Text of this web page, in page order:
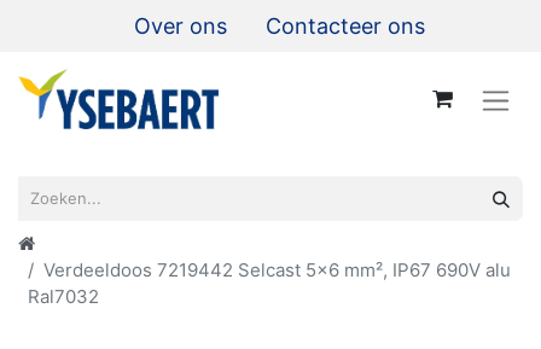
Over ons Contacteer ons
Verdeeldoos 7219442 Selcast 5x6 mm², IP67 690V alu
Ral7032